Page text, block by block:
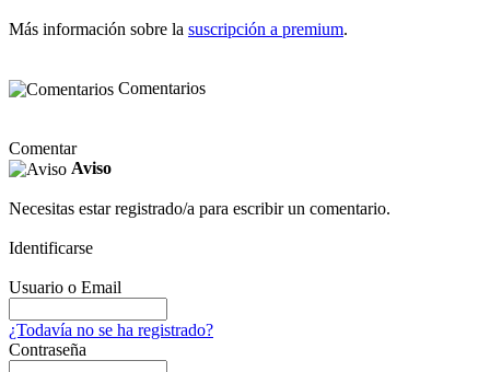
Más información sobre la suscripción a premium.
Comentarios
Comentar
Aviso
Necesitas estar registrado/a para escribir un comentario.
Identificarse
Usuario o Email
¿Todavía no se ha registrado?
Contraseña